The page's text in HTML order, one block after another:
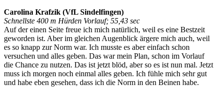
Carolina Krafzik (VfL Sindelfingen)
Schnellste 400 m Hürden Vorlauf; 55,43 sec
Auf der einen Seite freue ich mich natürlich, weil es eine Bestzeit
geworden ist. Aber im gleichen Augenblick ärgere mich auch, weil
es so knapp zur Norm war. Ich musste es aber einfach schon
versuchen und alles geben. Das war mein Plan, schon im Vorlauf
die Chance zu nutzen. Das ist jetzt blöd, aber so es ist nun mal. Jetzt
muss ich morgen noch einmal alles geben. Ich fühle mich sehr gut
und habe eben gesehen, dass ich die Norm in den Beinen habe.